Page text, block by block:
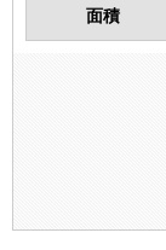
面積